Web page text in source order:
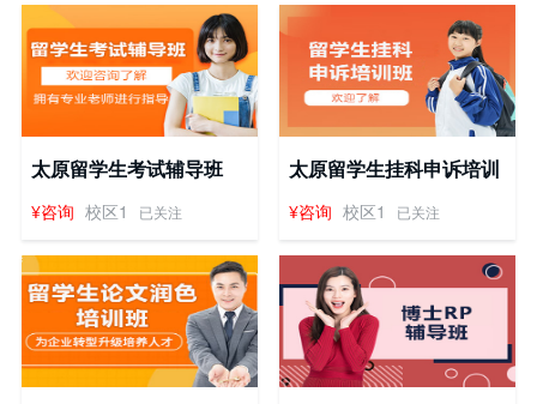
太原留学生考试辅导班
¥咨询 校区1 已关注
太原留学生挂科申诉培训
班
¥咨询 校区1 已关注